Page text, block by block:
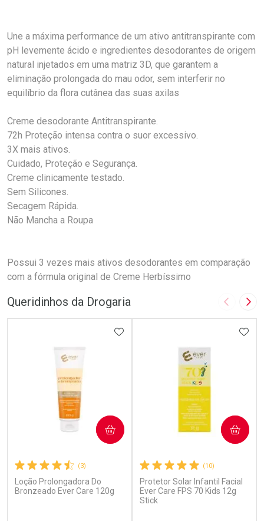
Une a máxima performance de um ativo antitranspirante com
pH levemente ácido e ingredientes desodorantes de origem
natural injetados em uma matriz 3D, que garantem a
eliminação prolongada do mau odor, sem interferir no
equilíbrio da flora cutânea das suas axilas
Creme desodorante Antitranspirante.
72h Proteção intensa contra o suor excessivo.
3X mais ativos.
Cuidado, Proteção e Segurança.
Creme clinicamente testado.
Sem Silicones.
Secagem Rápida.
Não Mancha a Roupa
Possui 3 vezes mais ativos desodorantes em comparação
com a fórmula original de Creme Herbíssimo
Queridinhos da Drogaria Imagem
(3)
Loção Prolongadora Do
Bronzeado Ever Care 120g
ADICIONAR AOS FAVORITOS
COMPRAR
(10)
Protetor Solar Infantil Facial
Ever Care FPS 70 Kids 12g
Stick
COMPRAR